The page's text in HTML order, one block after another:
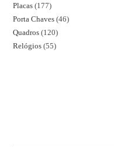
Placas 177
Porta Chaves 46
Quadros 120
Relógios 55